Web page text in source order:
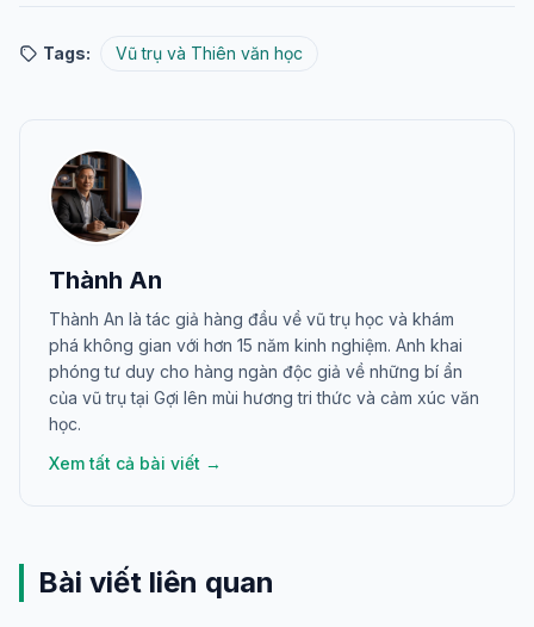
Tags: Vũ trụ và Thiên văn học
Thành An
Thành An là tác giả hàng đầu về vũ trụ học và khám
phá không gian với hơn 15 năm kinh nghiệm. Anh khai
phóng tư duy cho hàng ngàn độc giả về những bí ẩn
của vũ trụ tại Gợi lên mùi hương tri thức và cảm xúc văn
học.
Xem tất cả bài viết →
Bài viết liên quan